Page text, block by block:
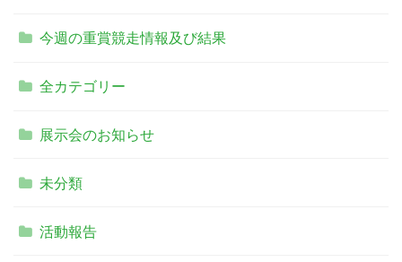
今週の重賞競走情報及び結果
全カテゴリー
展示会のお知らせ
未分類
活動報告